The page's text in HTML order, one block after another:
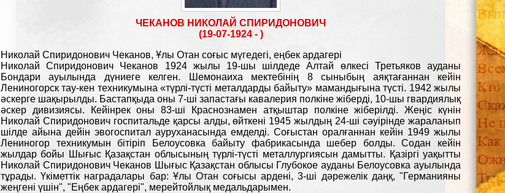
ЧЕКАНОВ НИКОЛАЙ СПИРИДОНОВИЧ
(19-07-1924 - )
Николай Спиридонович Чеканов, Ұлы Отан соғыс мүгедегі, еңбек ардагері
Николай Спиридонович Чеканов 1924 жылы 19-шы шілдеде Алтай өлкесі Третьяков ауданы
Бондари ауылында дүниеге келген. Шемонаиха мектебінің 8 сыныбың аяқтағаннан кейін
Лениногорск тау-кен техникумына «түрлі-түсті металдарды байыту» мамандығына түсті. 1942 жылы
әскерге шақырылды. Бастапқыда оны 7-ші запастағы кавалерия полкіне жіберді, 10-шы гвардиялық
әскер дивизиясы. Кейінрек оны 83-ші Краснознамен атқыштар полкіне жіберілді. Жеңіс күнін
Николай Спиридонович госпитальде қарсы алды, өйткені 1945 жылдың 24-ші сәуірінде жараланып
шілде айына дейін эвогоспитал ауруханасында емделді. Соғыстан оралғаннан кейін 1949 жылы
Лениногор техникумын бітіріп Белоусовка байыту фабрикасында шебер болды. Содан кейін
жылдар бойы Шығыс Қазақстан облысының түрлі-түсті металлургиясын дамытты. Қазіргі уақытты
Николай Спиридонович Чеканов Шығыс Қазақстан облысы Глубокое ауданы Белоусовка ауылында
тұрады. Үкіметтік наградалары бар: Ұлы Отан соғысы ардені, 3-ші дәрежелік даңқ, "Германияны
жеңгені үшін", "Еңбек ардагері", мерейтойлық медальдарымен.